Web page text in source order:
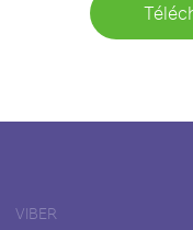
VIBER